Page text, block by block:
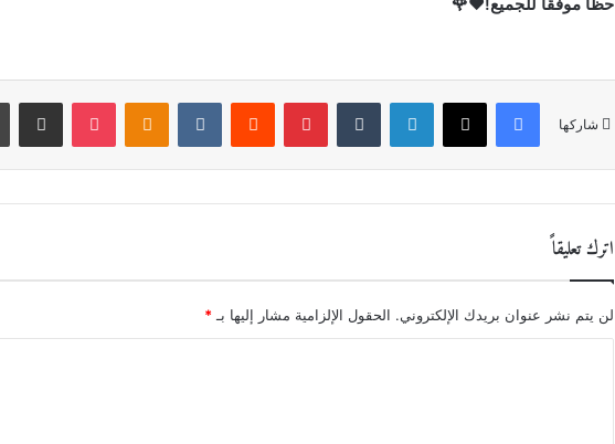
شاركها
فيسبوك لينكدإن بينتيريست بوكيت
اترك تعليقاً
لن يتم نشر عنوان بريدك الإلكتروني. الحقول الإلزامية مشار إليها بـ *